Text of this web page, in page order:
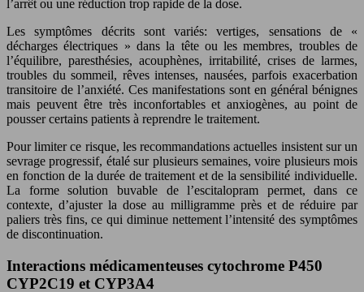
l’arrêt ou une réduction trop rapide de la dose.
Les symptômes décrits sont variés: vertiges, sensations de «
décharges électriques » dans la tête ou les membres, troubles de
l’équilibre, paresthésies, acouphènes, irritabilité, crises de larmes,
troubles du sommeil, rêves intenses, nausées, parfois exacerbation
transitoire de l’anxiété. Ces manifestations sont en général bénignes
mais peuvent être très inconfortables et anxiogènes, au point de
pousser certains patients à reprendre le traitement.
Pour limiter ce risque, les recommandations actuelles insistent sur un
sevrage progressif, étalé sur plusieurs semaines, voire plusieurs mois
en fonction de la durée de traitement et de la sensibilité individuelle.
La forme solution buvable de l’escitalopram permet, dans ce
contexte, d’ajuster la dose au milligramme près et de réduire par
paliers très fins, ce qui diminue nettement l’intensité des symptômes
de discontinuation.
Interactions médicamenteuses cytochrome P450
CYP2C19 et CYP3A4